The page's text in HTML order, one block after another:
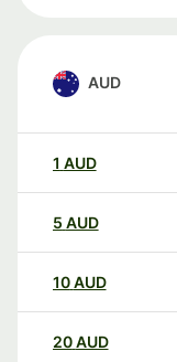
AUD
1 AUD
5 AUD
10AUD
20AUD